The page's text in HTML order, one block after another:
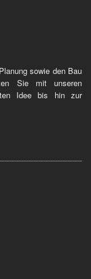
sowie den Bau
Sie mit unseren
Idee bis hin zur